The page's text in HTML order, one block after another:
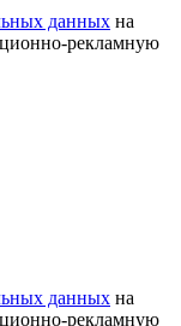
данных на
рекламную
данных на
рекламную